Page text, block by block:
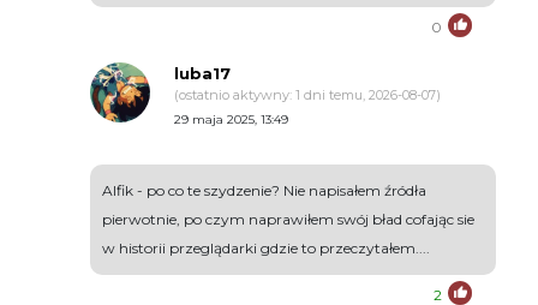
0
luba17
(ostatnio aktywny: 1 dni temu, 2026-08-07)
29 maja 2025, 13:49
Alfik - po co te szydzenie? Nie napisałem źródła
pierwotnie, po czym naprawiłem swój bład cofając sie
w historii przeglądarki gdzie to przeczytałem....
2